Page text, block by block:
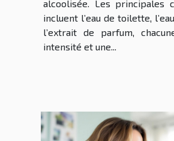
alcoolisée. Les principales
incluent l’eau de toilette,
l’extrait de parfum,
intensité et une...